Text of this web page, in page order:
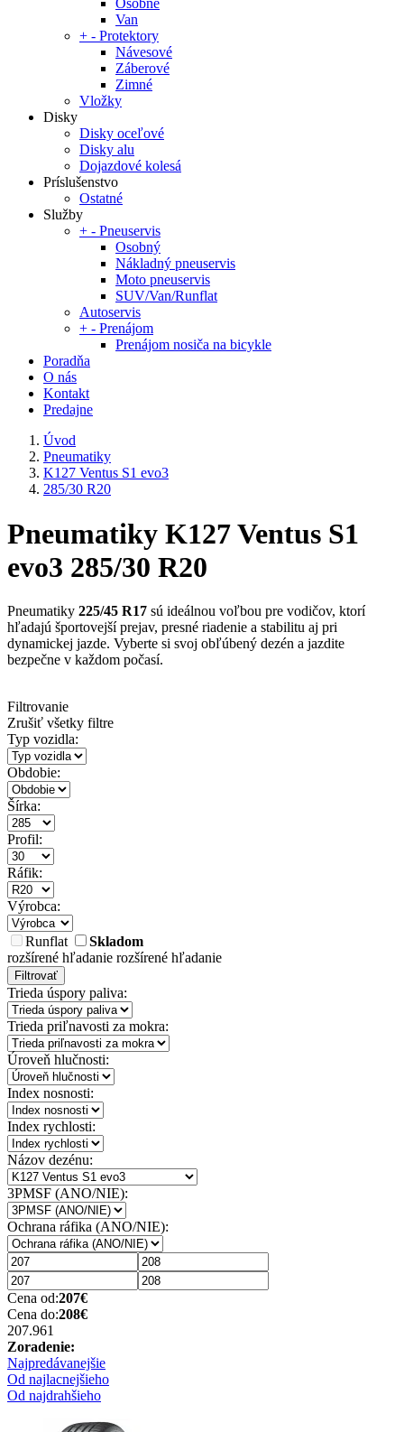
Osobné
Van
+ - Protektory
Návesové
Záberové
Zimné
Vložky
Disky
Disky oceľové
Disky alu
Dojazdové kolesá
Príslušenstvo
Ostatné
Služby
+ - Pneuservis
Osobný
Nákladný pneuservis
Moto pneuservis
SUV/Van/Runflat
Autoservis
+ - Prenájom
Prenájom nosiča na bicykle
Poradňa
O nás
Kontakt
Predajne
Úvod
Pneumatiky
K127 Ventus S1 evo3
285/30 R20
Pneumatiky K127 Ventus S1
evo3 285/30 R20
Pneumatiky 225/45 R17 sú ideálnou voľbou pre vodičov, ktorí
hľadajú športovejší prejav, presné riadenie a stabilitu aj pri
dynamickej jazde. Vyberte si svoj obľúbený dezén a jazdite
bezpečne v každom počasí.
Filtrovanie
Zrušiť všetky filtre
Typ vozidla:
Obdobie:
Šírka:
Profil:
Ráfik:
Výrobca:
Runflat
Skladom
rozšírené hľadanie rozšírené hľadanie
Filtrovať
Trieda úspory paliva:
Trieda priľnavosti za mokra:
Úroveň hlučnosti:
Index nosnosti:
Index rychlosti:
Názov dezénu:
3PMSF (ANO/NIE):
Ochrana ráfika (ANO/NIE):
Cena od:207€
Cena do:208€
207.961
Zoradenie:
Najpredávanejšie
Od najlacnejšieho
Od najdrahšieho